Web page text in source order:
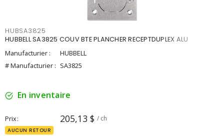
HUBSA3825
HUBBELL SA3825 COUV BTE PLANCHER RECEPTDUPLEX ALU
Manufacturier :
HUBBELL
# Manufacturier : SA3825
En inventaire
Prix 205,13 $ / ch
AUCUN RETOUR